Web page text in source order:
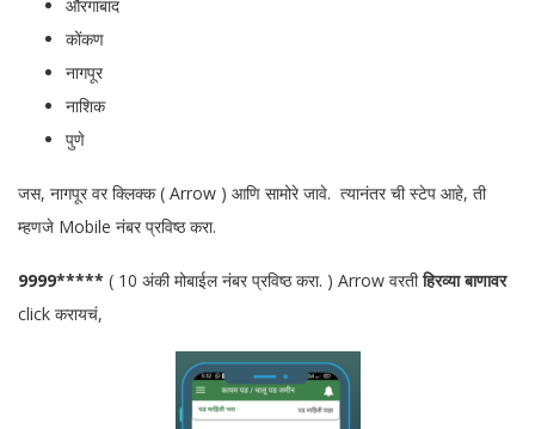
औरंगाबाद
कोंकण
नागपूर
नाशिक
पुणे
जस, नागपूर वर क्लिक्क ( Arrow ) आणि सामोरे जावे. त्यानंतर ची स्टेप आहे, ती
म्हणजे Mobile नंबर प्रविष्ठ करा.
9999***** ( 10 अंकी मोबाईल नंबर प्रविष्ठ करा. ) Arrow वरतीहिरव्या बाणावर
click करायचं,